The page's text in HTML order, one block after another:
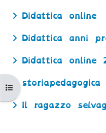
Apri indice del corso
Didattica online
Didattica anni
Didattica online
storiapedagogica
Il ragazzo